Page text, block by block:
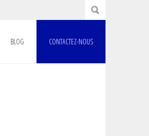
BLOG CONTACTEZ-NOUS